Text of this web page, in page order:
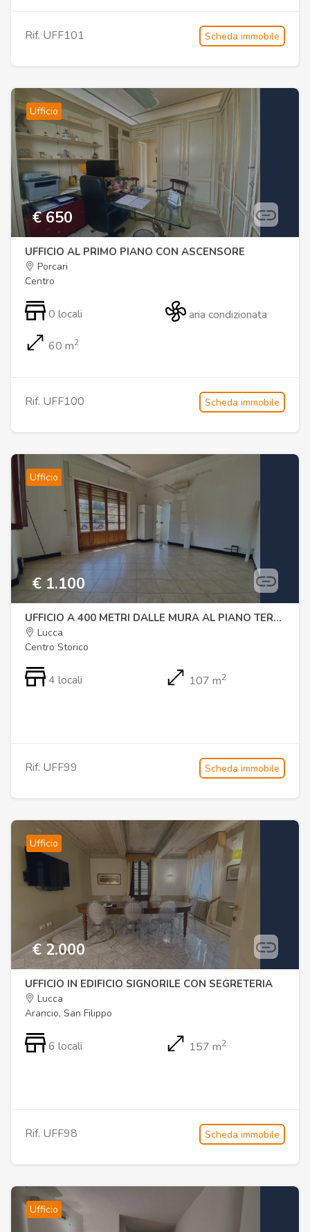
Rif. UFF101 Scheda immobile
Ufficio
€ 650
UFFICIO AL PRIMO PIANO CON ASCENSORE
Porcari
Centro
0 locali aria condizionata
60 m2
Rif. UFF100 Scheda immobile
Ufficio
€ 1.100
UFFICIO A 400 METRI DALLE MURA AL PIANO TERRA
Lucca
Centro Storico
4 locali 107 m2
Rif. UFF99 Scheda immobile
Ufficio
€ 2.000
UFFICIO IN EDIFICIO SIGNORILE CON SEGRETERIA
Lucca
Arancio, San Filippo
6 locali 157 m2
Rif. UFF98 Scheda immobile
Ufficio